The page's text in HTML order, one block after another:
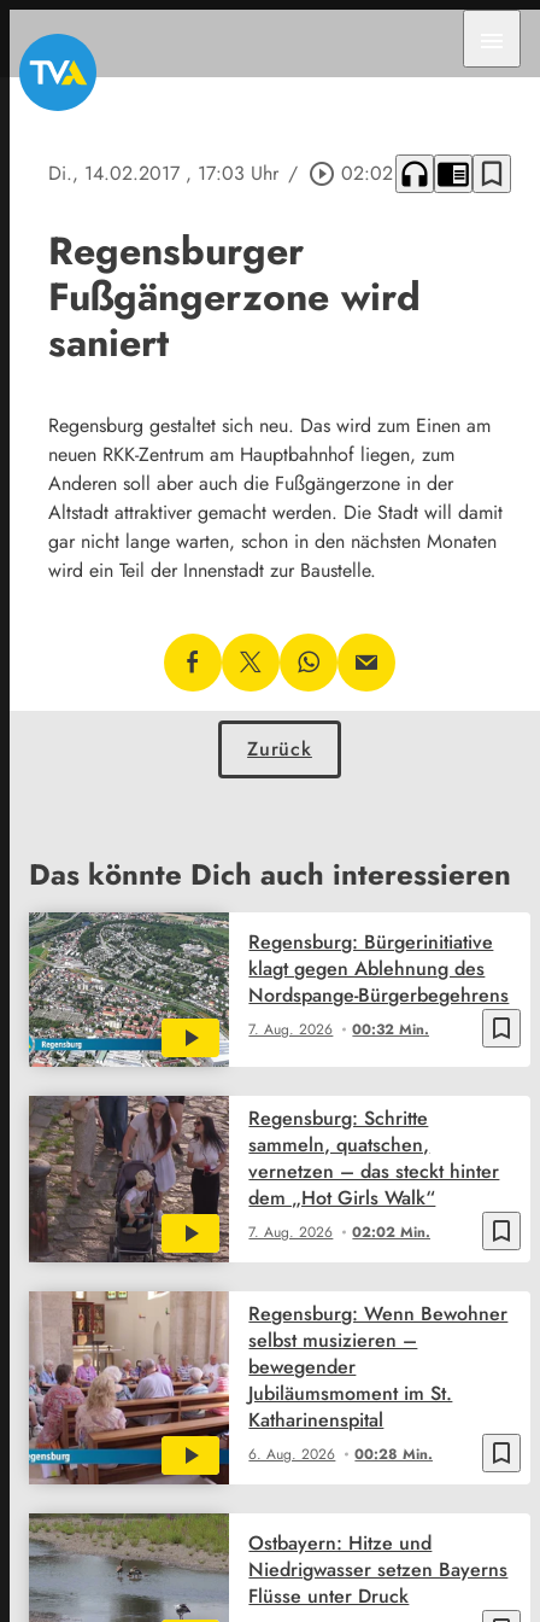
Di., 14.02.2017 , 17:03 Uhr / play_circle_outline 02:02 headphones chrome_reader_mode bookmark_border
Regensburger
Fußgängerzone wird
saniert
Regensburg gestaltet sich neu. Das wird zum Einen am
neuen RKK-Zentrum am Hauptbahnhof liegen, zum
Anderen soll aber auch die Fußgängerzone in der
Altstadt attraktiver gemacht werden. Die Stadt will damit
gar nicht lange warten, schon in den nächsten Monaten
wird ein Teil der Innenstadt zur Baustelle.
Zurück
Das könnte Dich auch interessieren
bookmark_border
7. Aug. 2026 00:32 Min.
Regensburg: Bürgerinitiative
klagt gegen Ablehnung des
Nordspange-Bürgerbegehrens
bookmark_border
7. Aug. 2026 02:02 Min.
Regensburg: Schritte
sammeln, quatschen,
vernetzen – das steckt hinter
dem „Hot Girls Walk“
bookmark_border
6. Aug. 2026 00:28 Min.
Regensburg: Wenn Bewohner
selbst musizieren –
bewegender
Jubiläumsmoment im St.
Katharinenspital
Ostbayern: Hitze und
Niedrigwasser setzen Bayerns
Flüsse unter Druck